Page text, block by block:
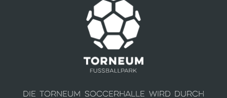
Die Torneum Soccerhalle wird durch